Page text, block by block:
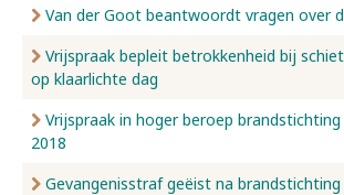
Van der Goot beantwoordt vragen over
Vrijspraak bepleit betrokkenheid bij
op klaarlichte dag
Vrijspraak in hoger beroep brandstichting
2018
Gevangenisstraf geëist na